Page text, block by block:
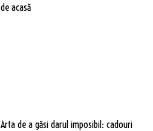
de acasă
Arta de a găsi darul imposibil: cadouri